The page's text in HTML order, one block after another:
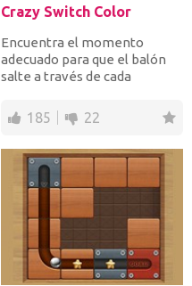
Crazy Switch Color
Encuentra el momento
adecuado para que el balón
salte a través de cada
185 22